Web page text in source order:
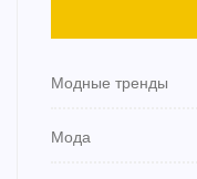
Модные тренды
Мода